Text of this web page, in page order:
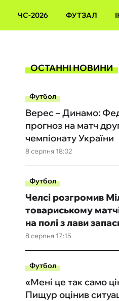
ЧС-2026 ФУТЗАЛ
ОСТАННІ НОВИНИ
Футбол
8 серпня 18:02
Верес – Динамо:
прогноз на матч
чемпіонату України
Футбол
8 серпня 17:15
Челсі розгромив
товариському
на полі з лави
Футбол
«Мені це так само
Пищур оцінив